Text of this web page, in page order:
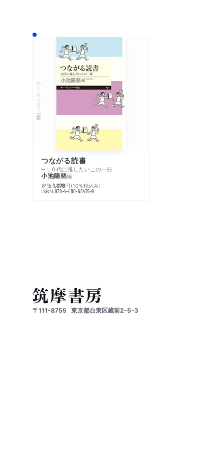
ちくまプリマー新書
つながる読書
─１０代に推したいこの一冊
小池陽慈編
定価:1,078円 （10％税込み）
ISBN:978-4-480-68476-9
〒111-8755 東京都台東区蔵前2-5-3